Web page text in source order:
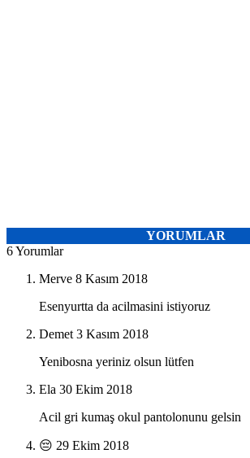
YORUMLAR
6 Yorumlar
Merve 8 Kasım 2018
Esenyurtta da acilmasini istiyoruz
Demet 3 Kasım 2018
Yenibosna yeriniz olsun lütfen
Ela 30 Ekim 2018
Acil gri kumaş okul pantolonunu gelsin
😔 29 Ekim 2018